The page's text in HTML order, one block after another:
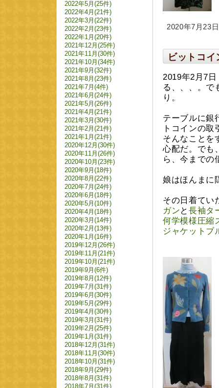
2020年7月23
ビットコイ
2019年2月7
る、、、。で
り。
テーブルに銀
トコインの
そんなことを
心配だ。でも
ら、今までの
娘はほんまに
その日着てい
ガン と 長袖タ
何学模様圧縮
ジャケットブ
2022年5月(25件)
2022年4月(21件)
2022年3月(22件)
2022年2月(23件)
2022年1月(20件)
2021年12月(25件)
2021年11月(30件)
2021年10月(34件)
2021年9月(32件)
2021年8月(23件)
2021年7月(4件)
2021年6月(24件)
2021年5月(26件)
2021年4月(21件)
2021年3月(30件)
2021年2月(21件)
2021年1月(21件)
2020年12月(30件)
2020年11月(26件)
2020年10月(23件)
2020年9月(18件)
2020年8月(22件)
2020年7月(24件)
2020年6月(18件)
2020年5月(10件)
2020年4月(18件)
2020年3月(14件)
2020年2月(13件)
2020年1月(16件)
2019年12月(26件)
2019年11月(21件)
2019年10月(21件)
2019年9月(6件)
2019年8月(12件)
2019年7月(31件)
2019年6月(30件)
2019年5月(29件)
2019年4月(30件)
2019年3月(31件)
2019年2月(25件)
2019年1月(31件)
2018年12月(31件)
2018年11月(30件)
2018年10月(31件)
2018年9月(29件)
2018年8月(31件)
2018年7月(31件)